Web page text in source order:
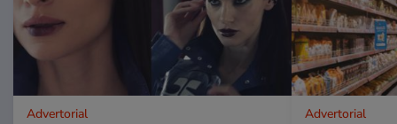
Advertorial Advertorial